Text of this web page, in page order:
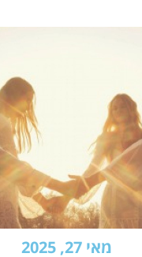
מאי 27, 2025